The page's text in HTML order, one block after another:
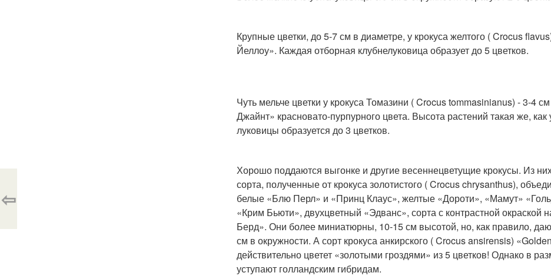
Крупные цветки, до 5-7 см в диаметре, у крокуса желтого ( Crocus
Йеллоу». Каждая отборная клубнелуковица образует до 5 цветков.
Чуть мельче цветки у крокуса Томазини ( Crocus tommasinianus) - 3-4
Джайнт» красновато-пурпурного цвета. Высота растений такая же,
луковицы образуется до 3 цветков.
Хорошо поддаются выгонке и другие весеннецветущие крокусы. Из
сорта, полученные от крокуса золотистого ( Crocus chrysanthus),
белые «Блю Перл» и «Принц Клаус», желтые «Дороти», «Мамут»
«Крим Бьюти», двухцветный «Эдванс», сорта с контрастной
Берд». Они более миниатюрны, 10-15 см высотой, но, как правило,
см в окружности. А сорт крокуса анкирского ( Crocus ansirensis)
действительно цветет «золотыми гроздями» из 5 цветков! Однако в
уступают голландским гибридам.
⇦